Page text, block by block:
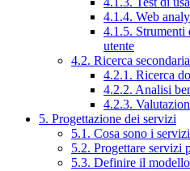
4.1.4. Web
4.1.5. Strumenti
utente
4.2. Ricerca secondaria
4.2.1. Ricerca
4.2.2. Analisi
4.2.3.
5. Progettazione dei servizi
5.1. Cosa sono i
5.2. Progettare servizi
5.3. Definire il